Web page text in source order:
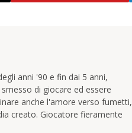
anni '90 e fin dai 5 anni,
di giocare ed essere
anche l'amore verso fumetti,
creato. Giocatore fieramente